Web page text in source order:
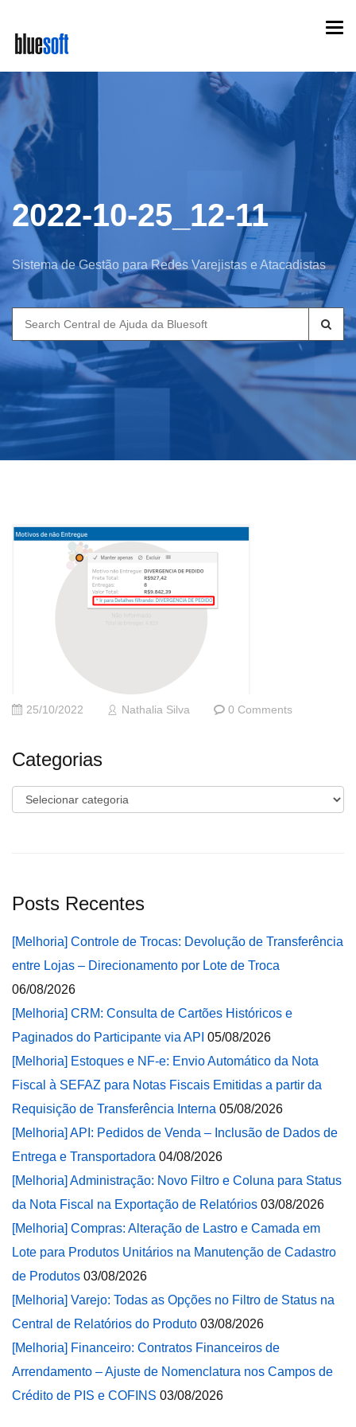
main
content
2022-10-25_12-11
Sistema de Gestão para Redes Varejistas e Atacadistas
Search
for:
25/10/2022 Nathalia Silva 0 Comments
Categorias
Categorias
Posts Recentes
[Melhoria] Controle de Trocas: Devolução de Transferência
entre Lojas – Direcionamento por Lote de Troca
06/08/2026
[Melhoria] CRM: Consulta de Cartões Históricos e
Paginados do Participante via API 05/08/2026
[Melhoria] Estoques e NF-e: Envio Automático da Nota
Fiscal à SEFAZ para Notas Fiscais Emitidas a partir da
Requisição de Transferência Interna 05/08/2026
[Melhoria] API: Pedidos de Venda – Inclusão de Dados de
Entrega e Transportadora 04/08/2026
[Melhoria] Administração: Novo Filtro e Coluna para Status
da Nota Fiscal na Exportação de Relatórios 03/08/2026
[Melhoria] Compras: Alteração de Lastro e Camada em
Lote para Produtos Unitários na Manutenção de Cadastro
de Produtos 03/08/2026
[Melhoria] Varejo: Todas as Opções no Filtro de Status na
Central de Relatórios do Produto 03/08/2026
[Melhoria] Financeiro: Contratos Financeiros de
Arrendamento – Ajuste de Nomenclatura nos Campos de
Crédito de PIS e COFINS 03/08/2026